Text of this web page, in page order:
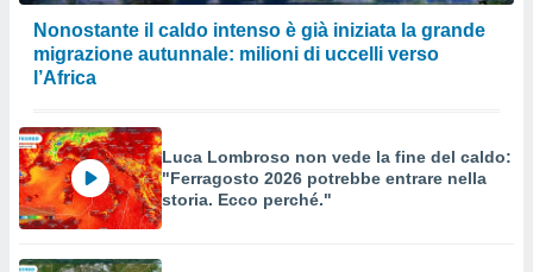
Nonostante il caldo intenso è già iniziata la grande
migrazione autunnale: milioni di uccelli verso
l’Africa
Luca Lombroso non vede la fine del caldo:
"Ferragosto 2026 potrebbe entrare nella
storia. Ecco perché."